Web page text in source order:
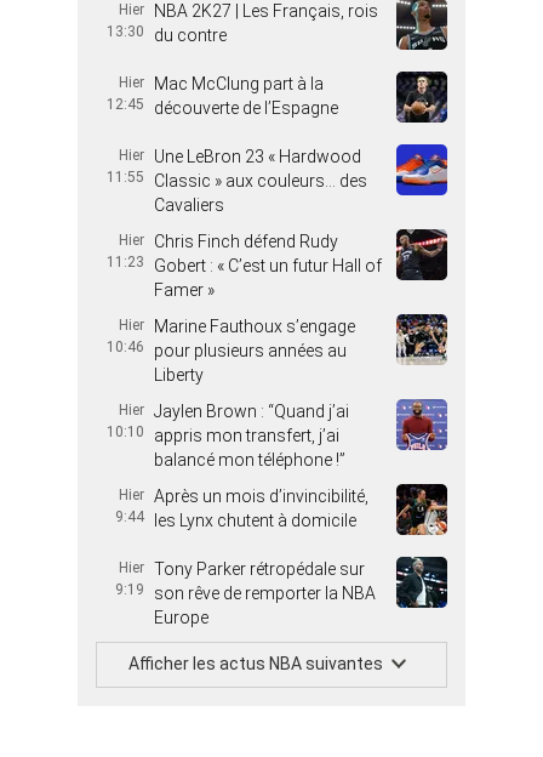
Hier
13:30
NBA 2K27 | Les Français, rois
du contre
Hier
12:45
Mac McClung part à la
découverte de l’Espagne
Hier
11:55
Une LeBron 23 « Hardwood
Classic » aux couleurs… des
Cavaliers
Hier
11:23
Chris Finch défend Rudy
Gobert : « C’est un futur Hall of
Famer »
Hier
10:46
Marine Fauthoux s’engage
pour plusieurs années au
Liberty
Hier
10:10
Jaylen Brown : “Quand j’ai
appris mon transfert, j’ai
balancé mon téléphone !”
Hier
9:44
Après un mois d’invincibilité,
les Lynx chutent à domicile
Hier
9:19
Tony Parker rétropédale sur
son rêve de remporter la NBA
Europe
Afficher les actus NBA suivantes